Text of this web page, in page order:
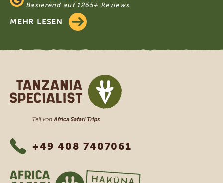
Basierend auf1265+ Reviews
MEHR LESEN
Tanzania Specialist
+49 408 7407061